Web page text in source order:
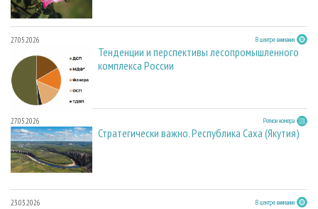
27.05.2026 В центре внимания
Тенденции и перспективы лесопромышленного
комплекса России
27.05.2026 Регион номера
Стратегически важно. Республика Саха (Якутия)
23.03.2026 В центре внимания